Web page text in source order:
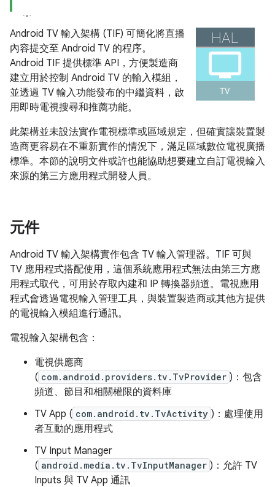
Android TV 輸入架構 (TIF) 可簡化將直播
內容提交至 Android TV 的程序。
Android TIF 提供標準 API，方便製造商
建立用於控制 Android TV 的輸入模組，
並透過 TV 輸入功能發布的中繼資料，啟
用即時電視搜尋和推薦功能。
此架構並未設法實作電視標準或區域規定，但確實讓裝置製
造商更容易在不重新實作的情況下，滿足區域數位電視廣播
標準。本節的說明文件或許也能協助想要建立自訂電視輸入
來源的第三方應用程式開發人員。
元件
Android TV 輸入架構實作包含 TV 輸入管理器。TIF 可與
TV 應用程式搭配使用，這個系統應用程式無法由第三方應
用程式取代，可用於存取內建和 IP 轉換器頻道。電視應用
程式會透過電視輸入管理工具，與裝置製造商或其他方提供
的電視輸入模組進行通訊。
電視輸入架構包含：
電視供應商
( com.android.providers.tv.TvProvider )：包含
頻道、節目和相關權限的資料庫
TV App ( com.android.tv.TvActivity )：處理使用
者互動的應用程式
TV Input Manager
( android.media.tv.TvInputManager )：允許 TV
Inputs 與 TV App 通訊